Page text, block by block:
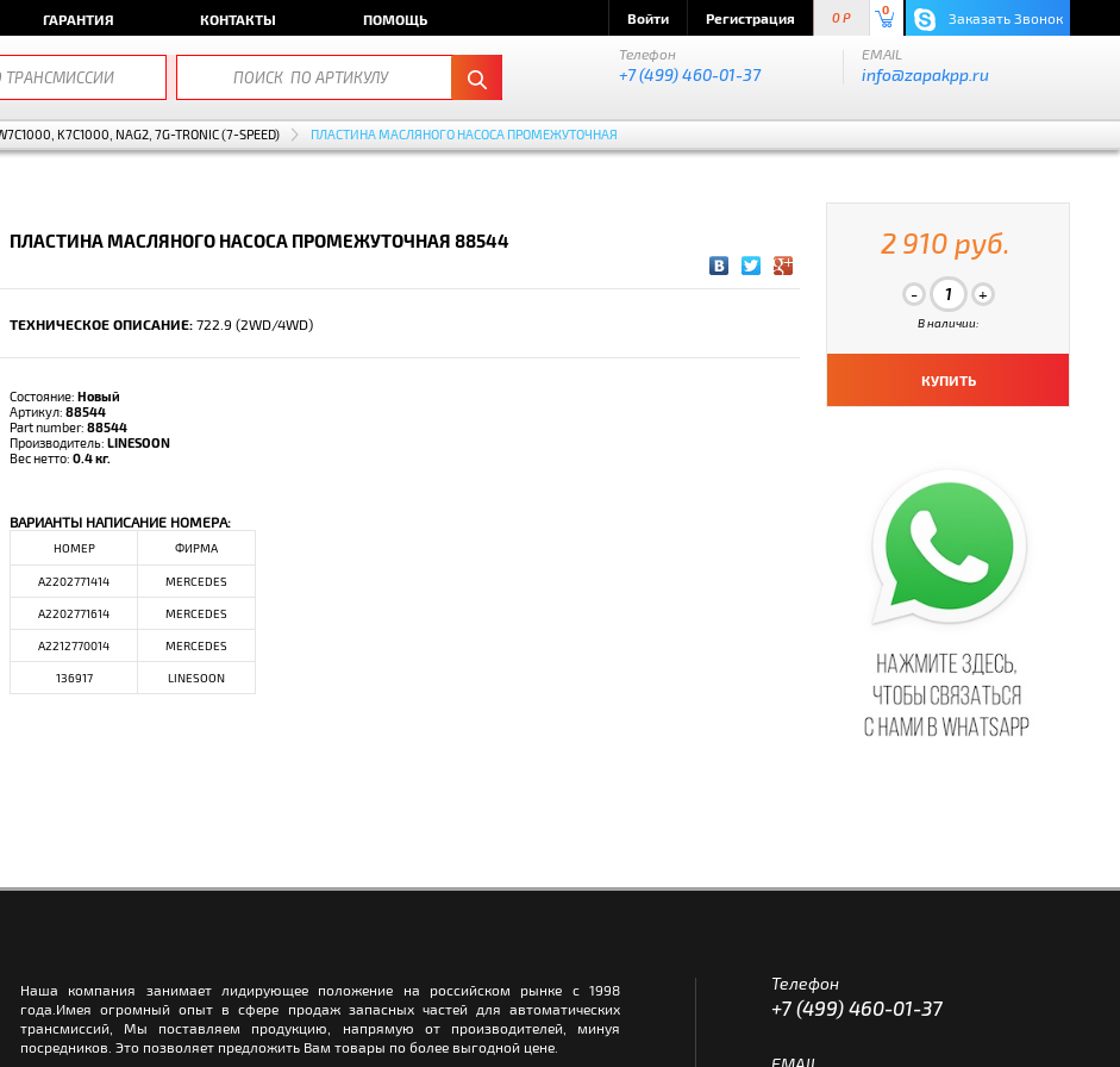
ГАРАНТИЯ КОНТАКТЫ ПОМОЩЬ Войти Регистрация 0 P
0 Заказать Звонок
Телефон
+7 (499) 460-01-37
EMAIL
info@zapakpp.ru
K7C1000, NAG2, 7G-TRONIC (7-SPEED) ПЛАСТИНА МАСЛЯНОГО НАСОСА ПРОМЕЖУТОЧНАЯ
ПЛАСТИНА МАСЛЯНОГО НАСОСА ПРОМЕЖУТОЧНАЯ 88544
ТЕХНИЧЕСКОЕ ОПИСАНИЕ: 722.9 (2WD/4WD)
Состояние: Новый
Артикул: 88544
Part number: 88544
Производитель: LINESOON
Вес нетто: 0.4 кг.
ВАРИАНТЫ НАПИСАНИЕ НОМЕРА:
НОМЕР ФИРМА
A2202771414 MERCEDES
A2202771614 MERCEDES
A2212770014 MERCEDES
136917 LINESOON
2 910 руб.
В наличии:
КУПИТЬ
Наша компания занимает лидирующее положение на российском рынке с 1998
года.Имея огромный опыт в сфере продаж запасных частей для автоматических
трансмиссий, Мы поставляем продукцию, напрямую от производителей, минуя
посредников. Это позволяет предложить Вам товары по более выгодной цене.
Телефон
+7 (499) 460-01-37